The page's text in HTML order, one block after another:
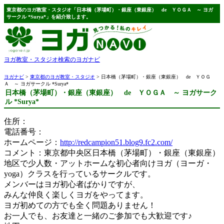
東京都のヨガ教室・スタジオ「日本橋（茅場町）・銀座（東銀座） de ＹＯＧＡ ～ ヨガ
サークル *Surya*」を紹介致します。
ヨガ教室・スタジオ検索のヨガナビ
ヨガナビ > 東京都のヨガ教室・スタジオ > 日本橋（茅場町）・銀座（東銀座） de ＹＯＧ
Ａ ～ ヨガサークル *Surya*
日本橋（茅場町）・銀座（東銀座） de ＹＯＧＡ ～ ヨガサーク
ル *Surya*
住所：
電話番号：
ホームページ： http://redcampion51.blog9.fc2.com/
コメント：東京都中央区日本橋（茅場町）・銀座（東銀座）
地区で少人数・アットホームな初心者向けヨガ（ヨーガ・
yoga）クラスを行っているサークルです。
メンバーはヨガ初心者ばかりですが、
みんな仲良く楽しくヨガをやってます。
ヨガ初めての方でも全く問題ありません！
お一人でも、お友達と一緒のご参加でも大歓迎です♪